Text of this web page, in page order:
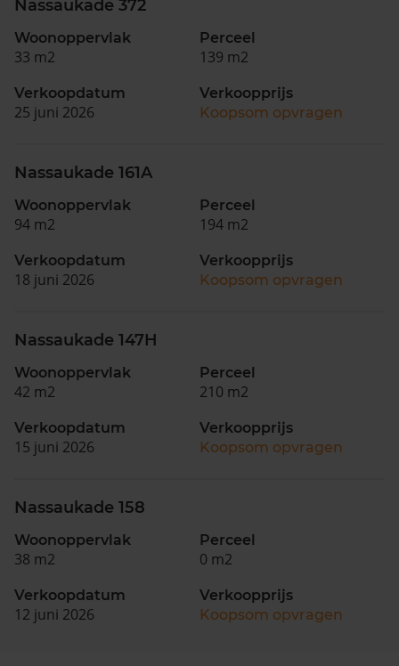
Nassaukade 372
Woonoppervlak
33 m2
Perceel
139 m2
Verkoopdatum
25 juni 2026
Verkoopprijs
Koopsom opvragen
Nassaukade 161A
Woonoppervlak
94 m2
Perceel
194 m2
Verkoopdatum
18 juni 2026
Verkoopprijs
Koopsom opvragen
Nassaukade 147H
Woonoppervlak
42 m2
Perceel
210 m2
Verkoopdatum
15 juni 2026
Verkoopprijs
Koopsom opvragen
Nassaukade 158
Woonoppervlak
38 m2
Perceel
0 m2
Verkoopdatum
12 juni 2026
Verkoopprijs
Koopsom opvragen